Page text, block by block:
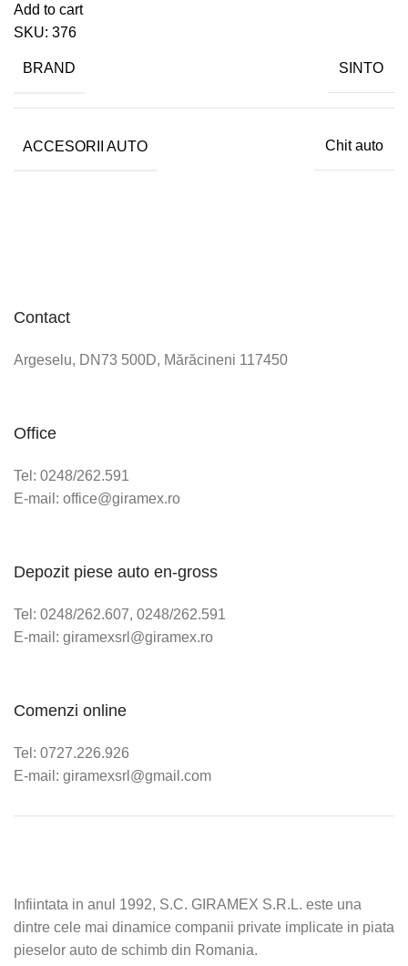
Add to cart
SKU: 376
BRAND SINTO
ACCESORII AUTO Chit auto
Contact
Argeselu, DN73 500D, Mărăcineni 117450
Office
Tel: 0248/262.591
E-mail: office@giramex.ro
Depozit piese auto en-gross
Tel: 0248/262.607, 0248/262.591
E-mail: giramexsrl@giramex.ro
Comenzi online
Tel: 0727.226.926
E-mail: giramexsrl@gmail.com
Infiintata in anul 1992, S.C. GIRAMEX S.R.L. este una
dintre cele mai dinamice companii private implicate in piata
pieselor auto de schimb din Romania.